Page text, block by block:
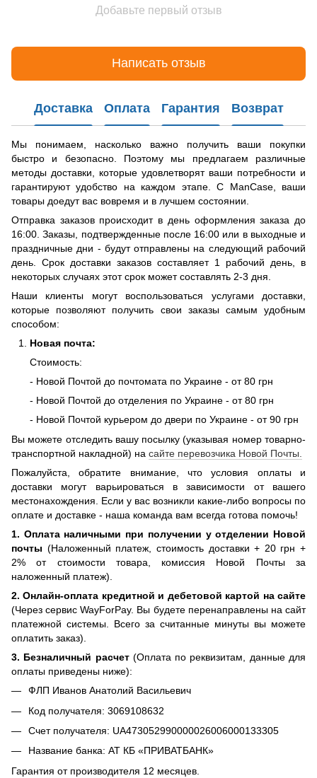
Добавьте первый отзыв
Написать отзыв
Доставка Оплата Гарантия Возврат
Мы понимаем, насколько важно получить ваши покупки
быстро и безопасно. Поэтому мы предлагаем различные
методы доставки, которые удовлетворят ваши потребности и
гарантируют удобство на каждом этапе. С ManCase, ваши
товары доедут вас вовремя и в лучшем состоянии.
Отправка заказов происходит в день оформления заказа до
16:00. Заказы, подтвержденные после 16:00 или в выходные и
праздничные дни - будут отправлены на следующий рабочий
день. Срок доставки заказов составляет 1 рабочий день, в
некоторых случаях этот срок может составлять 2-3 дня.
Наши клиенты могут воспользоваться услугами доставки,
которые позволяют получить свои заказы самым удобным
способом:
Новая почта:
Стоимость:
- Новой Почтой до почтомата по Украине - от 80 грн
- Новой Почтой до отделения по Украине - от 80 грн
- Новой Почтой курьером до двери по Украине - от 90 грн
Вы можете отследить вашу посылку (указывая номер товарно-
транспортной накладной) на сайте перевозчика Новой Почты.
Пожалуйста, обратите внимание, что условия оплаты и
доставки могут варьироваться в зависимости от вашего
местонахождения. Если у вас возникли какие-либо вопросы по
оплате и доставке - наша команда вам всегда готова помочь!
1. Оплата наличными при получении у отделении Новой
почты (Наложенный платеж, стоимость доставки + 20 грн +
2% от стоимости товара, комиссия Новой Почты за
наложенный платеж).
2. Онлайн-оплата кредитной и дебетовой картой на сайте
(Через сервис WayForPay. Вы будете перенаправлены на сайт
платежной системы. Всего за считанные минуты вы можете
оплатить заказ).
3. Безналичный расчет(Оплата по реквизитам, данные для
оплаты приведены ниже):
ФЛП Иванов Анатолий Васильевич
Код получателя: 3069108632
Счет получателя: UA473052990000026006000133305
Название банка: АТ КБ «ПРИВАТБАНК»
Гарантия от производителя 12 месяцев.